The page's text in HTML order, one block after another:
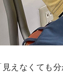
見えなくても